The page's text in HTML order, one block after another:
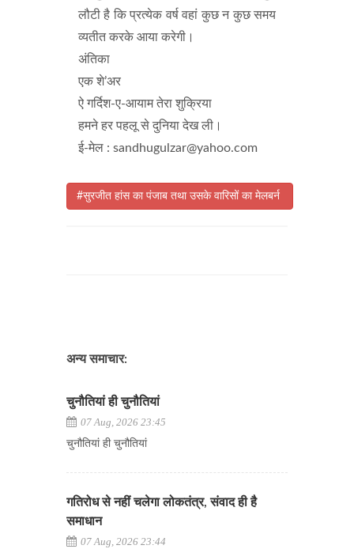
लौटी है कि प्रत्येक वर्ष वहां कुछ न कुछ समय
व्यतीत करके आया करेगी।
अंतिका
एक शे’अर
ऐ गर्दिश-ए-आयाम तेरा शुक्रिया
हमने हर पहलू से दुनिया देख ली।
ई-मेल : sandhugulzar@yahoo.com
#सुरजीत हांस का पंजाब तथा उसके वारिसों का मेलबर्न
अन्य समाचार:
चुनौतियां ही चुनौतियां
07 Aug, 2026 23:45
चुनौतियां ही चुनौतियां
गतिरोध से नहीं चलेगा लोकतंत्र, संवाद ही है
समाधान
07 Aug, 2026 23:44